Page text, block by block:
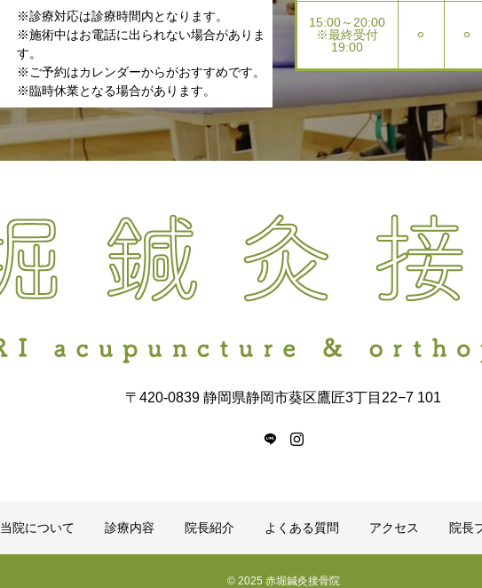
※診療対応は診療時間内となります。
※施術中はお電話に出られない場合がありま
す。
※ご予約はカレンダーからがおすすめです。
※臨時休業となる場合があります。
15:00～20:00
※最終受付
19:00
⚪︎ ⚪︎
〒420-0839 静岡県静岡市葵区鷹匠3丁目22−7 101
当院について 診療内容 院長紹介 よくある質問 アクセス 院長
© 2025 赤堀鍼灸接骨院